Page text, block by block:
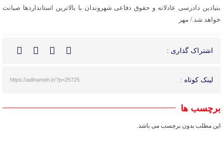
بنیادین دادرسی عادلانه و حقوق دفاعی شهروندان با بالاترین استانداردها صیانت
خواهد شد./ مهر
اشتراک گذاری :
لینک کوتاه : https://adlnameh.ir/?p=25725
برچسب ها
این مطلب بدون برچسب می باشد.